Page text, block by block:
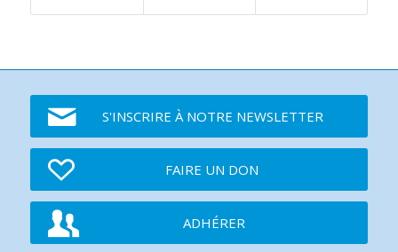
S'INSCRIRE À NOTRE NEWSLETTER
FAIRE UN DON
ADHÉRER